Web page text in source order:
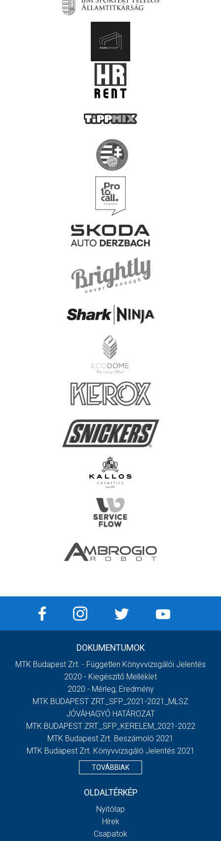
DOKUMENTUMOK
MTK Budapest Zrt. - Független Könyvvizsgálói Jelentés
2020 - Kiegészítő Melléklet
2020 - Mérleg, Eredmény
MTK BUDAPEST ZRT._SFP_2021-2021_MLSZ
JÓVÁHAGYÓ HATÁROZAT
MTK BUDAPEST ZRT._SFP_KERELEM_2021-2022
MTK Budapest Zrt. Beszámoló 2021
MTK Budapest Zrt. Könyvvizsgáló Jelentés 2021
TOVÁBBIAK
OLDALTÉRKÉP
Nyitólap
Hírek
Csapatok